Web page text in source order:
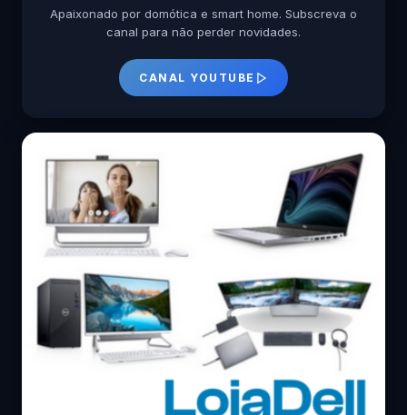
Apaixonado por domótica e smart home. Subscreva o
canal para não perder novidades.
CANAL YOUTUBE